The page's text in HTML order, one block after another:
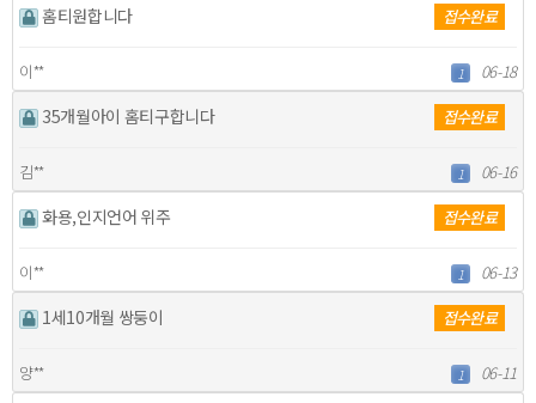
홈티원합니다 접수완료
이** 1 06-18
35개월아이 홈티구합니다 접수완료
김** 1 06-16
화용,인지언어 위주 접수완료
이** 1 06-13
1세10개월 쌍둥이 접수완료
양** 1 06-11